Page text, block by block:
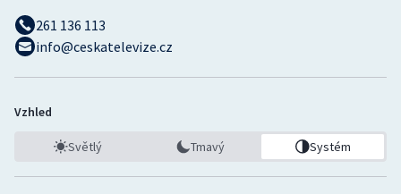
261 136 113
info@ceskatelevize.cz
Vzhled
Světlý Tmavý Systém